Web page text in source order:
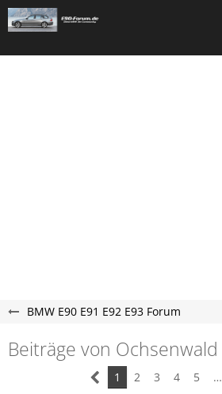
"
BMW E90 E91 E92 E93 Forum
Beiträge von Ochsenwald
1 2 3 4 5 …